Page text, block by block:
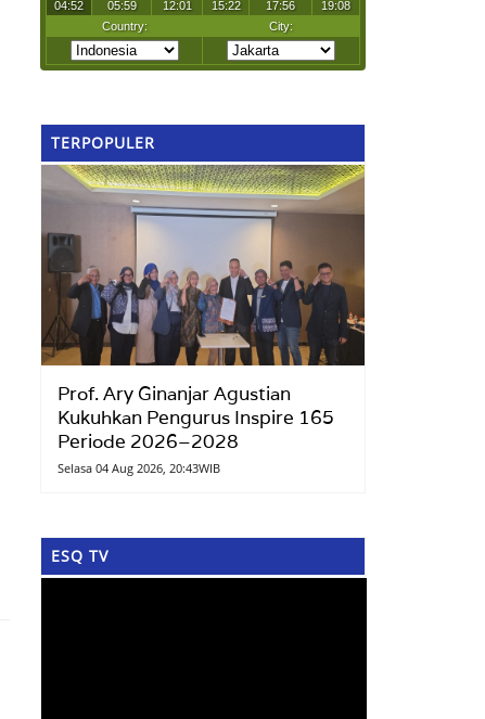
TERPOPULER
Prof. Ary Ginanjar Agustian
Kukuhkan Pengurus Inspire 165
Periode 2026–2028
Selasa 04 Aug 2026, 20:43WIB
ESQ TV